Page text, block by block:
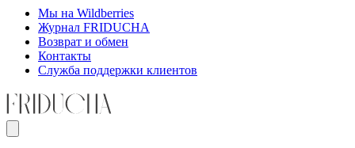
Мы на Wildberries
Журнал FRIDUCHA
Возврат и обмен
Контакты
Служба поддержки клиентов